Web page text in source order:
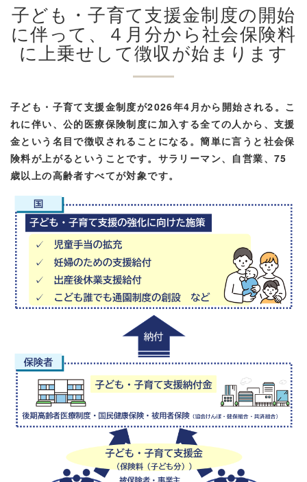
子ども・子育て支援金制度の開始
に伴って、４月分から社会保険料
に上乗せして徴収が始まります
子ども・子育て支援金制度が2026年4月から開始される。こ
れに伴い、公的医療保険制度に加入する全ての人から、支援
金という名目で徴収されることになる。簡単に言うと社会保
険料が上がるということです。サラリーマン、自営業、75
歳以上の高齢者すべてが対象です。